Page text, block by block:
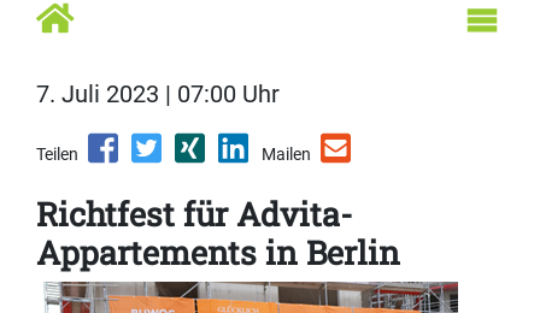
7. Juli 2023 | 07:00 Uhr
Teilen Mailen
Richtfest für Advita-
Appartements in Berlin